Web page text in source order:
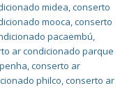
midea,conserto
mooca,conserto
pacaembú,
ar condicionado parque
,conserto ar
philco,conserto ar